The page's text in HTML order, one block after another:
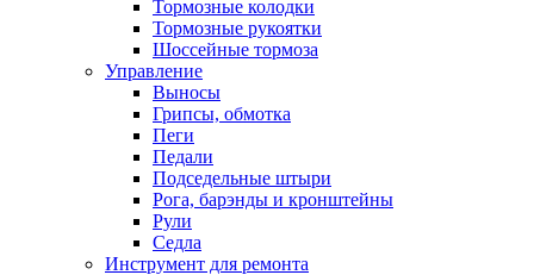
Тормозные колодки
Тормозные рукоятки
Шоссейные тормоза
Управление
Выносы
Грипсы, обмотка
Пеги
Педали
Подседельные штыри
Рога, барэнды и кронштейны
Рули
Седла
Инструмент для ремонта